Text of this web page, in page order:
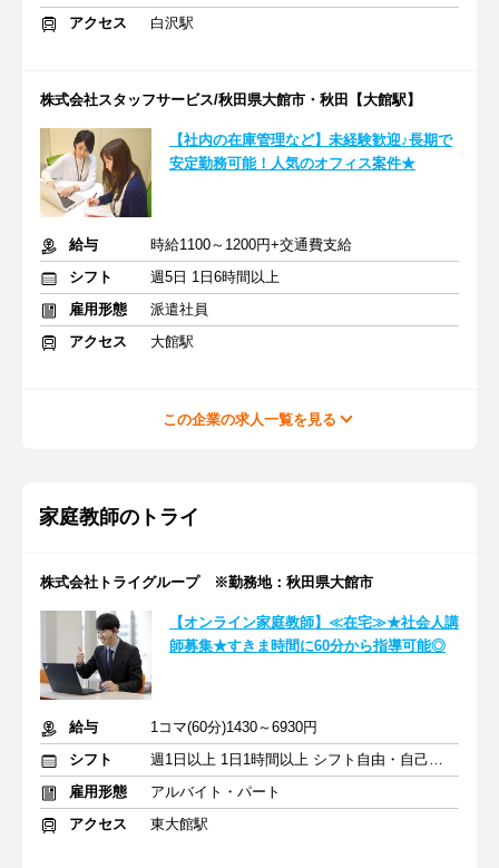
アクセス
白沢駅
株式会社スタッフサービス/秋田県大館市・秋田【大館駅】
【社内の在庫管理など】未経験歓迎♪長期で
安定勤務可能！人気のオフィス案件★
給与
時給1100～1200円+交通費支給
シフト
週5日 1日6時間以上
雇用形態
派遣社員
アクセス
大館駅
この企業の求人一覧を見る
家庭教師のトライ
株式会社トライグループ ※勤務地：秋田県大館市
【オンライン家庭教師】≪在宅≫★社会人講
師募集★すきま時間に60分から指導可能◎
給与
1コマ(60分)1430～6930円
シフト
週1日以上 1日1時間以上 シフト自由・自己申告
雇用形態
アルバイト・パート
アクセス
東大館駅